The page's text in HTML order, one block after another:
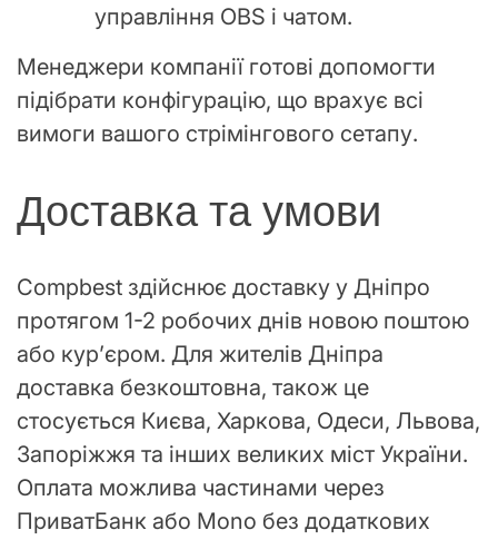
управління OBS і чатом.
Менеджери компанії готові допомогти
підібрати конфігурацію, що врахує всі
вимоги вашого стрімінгового сетапу.
Доставка та умови
Compbest здійснює доставку у Дніпро
протягом 1-2 робочих днів новою поштою
або кур’єром. Для жителів Дніпра
доставка безкоштовна, також це
стосується Києва, Харкова, Одеси, Львова,
Запоріжжя та інших великих міст України.
Оплата можлива частинами через
ПриватБанк або Mono без додаткових